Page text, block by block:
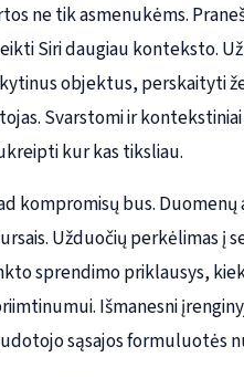
ne tik asmenukėms.
Siri daugiau konteksto.
objektus, perskaityti
Svarstomi ir
kur kas tiksliau.
kompromisų bus.
Užduočių perkėlimas į
sprendimo priklausys,
Išmanesni
sąsajos formuluotės